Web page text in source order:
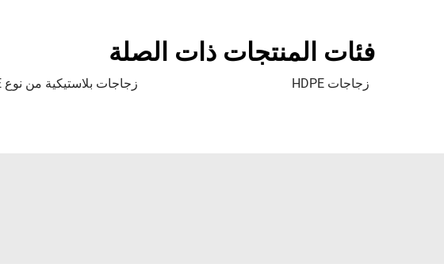
فئات المنتجات ذات الصلة
زجاجات HDPE زجاجات بلاستيكية من نوع HDPE